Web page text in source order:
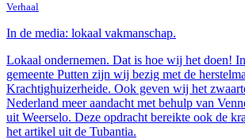
Verhaal
In de media: lokaal vakmanschap.
Lokaal ondernemen. Dat is hoe wij het doen!
gemeente Putten zijn wij bezig met de
Krachtighuizerheide. Ook geven wij het
Nederland meer aandacht met behulp van
uit Weerselo. Deze opdracht bereikte ook de
het artikel uit de Tubantia.